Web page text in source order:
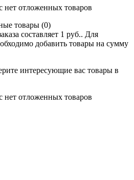
отложенных товаров
товары (0)
составляет 1 руб.. Для
добавить товары на сумму
интересующие вас товары в
отложенных товаров